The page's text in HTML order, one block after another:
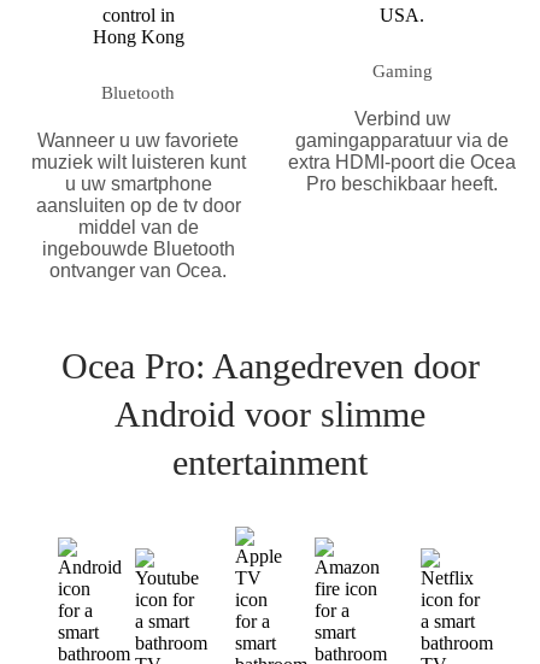
Bluetooth
Wanneer u uw favoriete
muziek wilt luisteren kunt
u uw smartphone
aansluiten op de tv door
middel van de
ingebouwde Bluetooth
ontvanger van Ocea.
Gaming
Verbind uw
gamingapparatuur via de
extra HDMI-poort die Ocea
Pro beschikbaar heeft.
Ocea Pro: Aangedreven door
Android voor slimme
entertainment